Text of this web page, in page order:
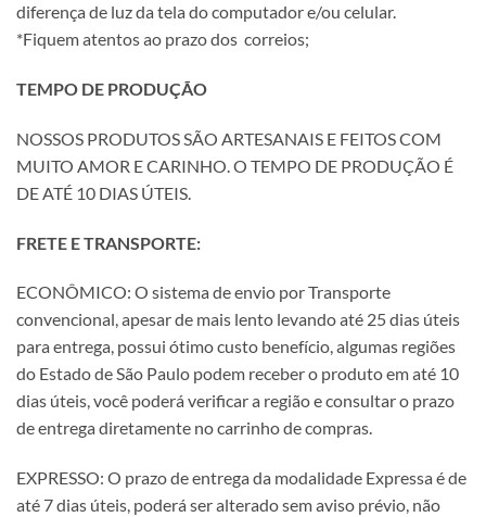
diferença de luz da tela do computador e/ou celular.
*Fiquem atentos ao prazo dos correios;
TEMPO DE PRODUÇÃO
NOSSOS PRODUTOS SÃO ARTESANAIS E FEITOS COM
MUITO AMOR E CARINHO. O TEMPO DE PRODUÇÃO É
DE ATÉ 10 DIAS ÚTEIS.
FRETE E TRANSPORTE:
ECONÔMICO: O sistema de envio por Transporte
convencional, apesar de mais lento levando até 25 dias úteis
para entrega, possui ótimo custo benefício, algumas regiões
do Estado de São Paulo podem receber o produto em até 10
dias úteis, você poderá verificar a região e consultar o prazo
de entrega diretamente no carrinho de compras.
EXPRESSO: O prazo de entrega da modalidade Expressa é de
até 7 dias úteis, poderá ser alterado sem aviso prévio, não